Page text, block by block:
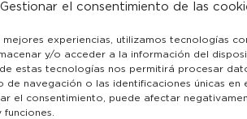
Gestionar el consentimiento de las
experiencias, utilizamos tecnologías
y/o acceder a la información del
estas tecnologías nos permitirá procesar
de navegación o las identificaciones únicas en
el consentimiento, puede afectar